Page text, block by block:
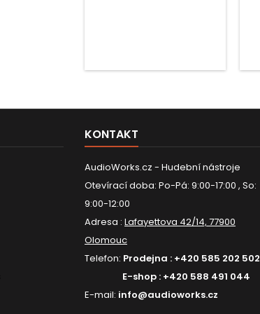
KONTAKT
AudioWorks.cz - Hudební nástroje
Otevírací doba: Po-Pá: 9:00-17:00 , So:
9:00-12:00
Adresa : Lafayettova 42/14, 77900
Olomouc
Telefon: Prodejna : +420 585 202 502
E-shop : +420 588 491 044
E-mail: info@audioworks.cz